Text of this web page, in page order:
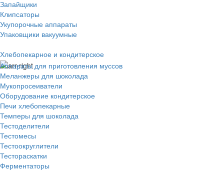
Запайщики
Клипсаторы
Укупорочные аппараты
Упаковщики вакуумные
Хлебопекарное и кондитерское
Аппараты для приготовления муссов
Меланжеры для шоколада
Мукопросеиватели
Оборудование кондитерское
Печи хлебопекарные
Темперы для шоколада
Тестоделители
Тестомесы
Тестоокруглители
Тестораскатки
Ферментаторы